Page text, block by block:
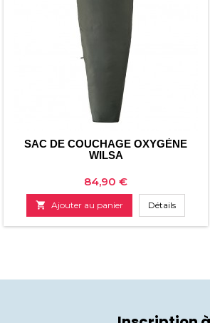
SAC DE COUCHAGE OXYGÈNE
WILSA
Prix
84,90 €
 Ajouter au panier Détails